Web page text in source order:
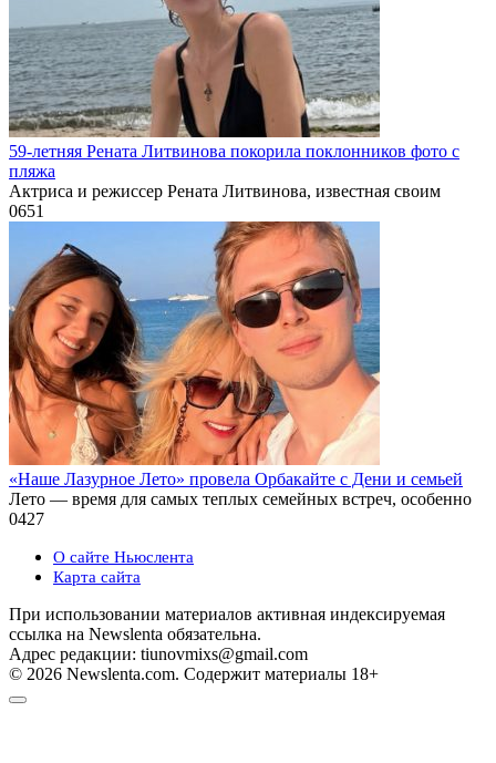
59-летняя Рената Литвинова покорила поклонников фото с
пляжа
Актриса и режиссер Рената Литвинова, известная своим
0651
«Наше Лазурное Лето» провела Орбакайте с Дени и семьей
Лето — время для самых теплых семейных встреч, особенно
0427
О сайте Ньюслента
Карта сайта
При использовании материалов активная индексируемая
ссылка на Newslenta обязательна.
Адрес редакции: tiunovmixs@gmail.com
© 2026 Newslenta.com. Содержит материалы 18+